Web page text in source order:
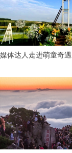
媒体达人走进萌童奇